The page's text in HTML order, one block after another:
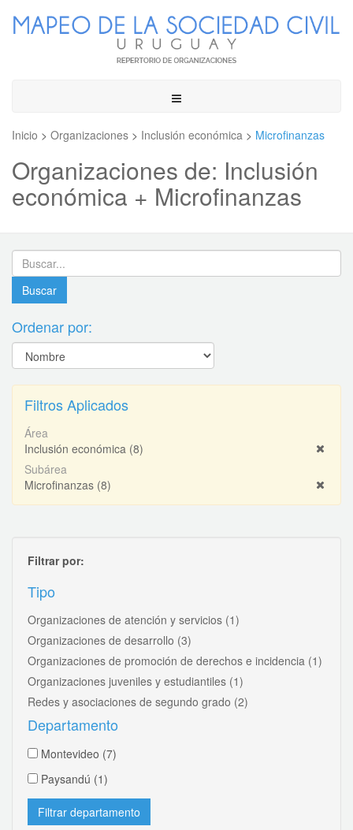
Toggle
Inicio > Organizaciones > Inclusión económica > Microfinanzas
Organizaciones de: Inclusión
económica + Microfinanzas
Ordenar por:
Filtros Aplicados
Área
Inclusión económica (8)
Subárea
Microfinanzas (8)
Filtrar por:
Tipo
Organizaciones de atención y servicios (1)
Organizaciones de desarrollo (3)
Organizaciones de promoción de derechos e incidencia (1)
Organizaciones juveniles y estudiantiles (1)
Redes y asociaciones de segundo grado (2)
Departamento
Montevideo (7)
Paysandú (1)